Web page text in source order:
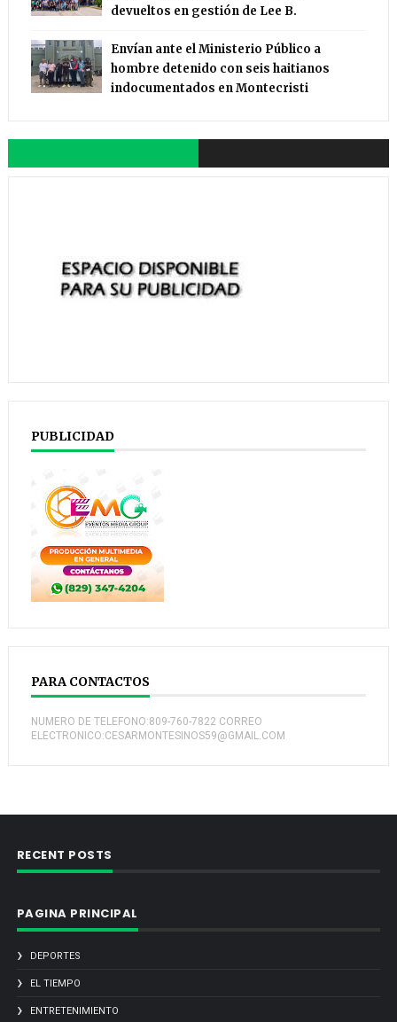
devueltos en gestión de Lee B.
Envían ante el Ministerio Público a
hombre detenido con seis haitianos
indocumentados en Montecristi
PUBLICIDAD
PARA CONTACTOS
NUMERO DE TELEFONO:809-760-7822 CORREO
ELECTRONICO:CESARMONTESINOS59@GMAIL.COM
RECENT POSTS
PAGINA PRINCIPAL
DEPORTES
EL TIEMPO
ENTRETENIMIENTO